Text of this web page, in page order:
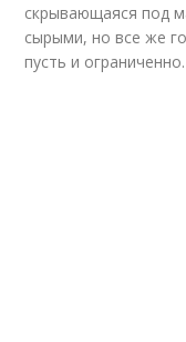
скрывающаяся под
сырыми, но все же
пусть и ограниченно.